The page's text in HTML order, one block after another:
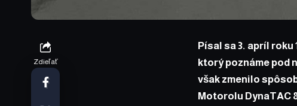
Zdieľať
Písal sa 3. apríl
ktorý poznáme pod
však zmenilo
Motorolu DynaTAC